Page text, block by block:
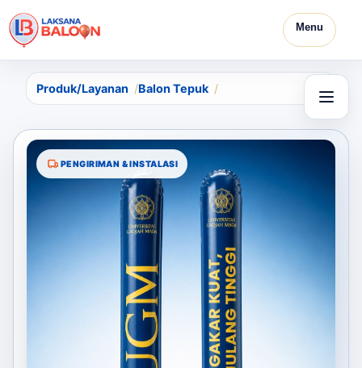
Menu
Produk/Layanan Balon Tepuk
PENGIRIMAN & INSTALASI